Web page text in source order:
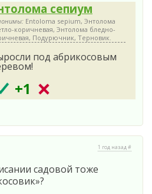
сепиум
Entoloma sepium, Энтолома
коричневая, Энтолома бледно-
Подурючник, Терновик.
под абрикосовым
+1
1 год назад #
садовой тоже